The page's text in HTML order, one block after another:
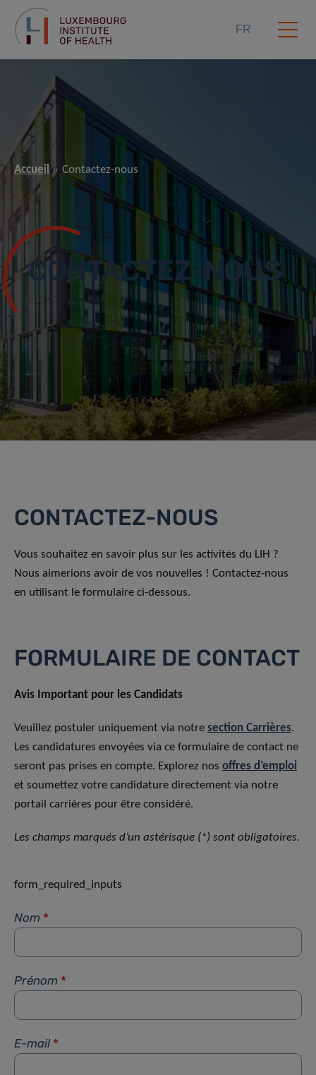
FR
Accueil Contactez-nous
CONTACTEZ-NOUS
CONTACTEZ-NOUS
Vous souhaitez en savoir plus sur les activités du LIH ?
Nous aimerions avoir de vos nouvelles ! Contactez-nous
en utilisant le formulaire ci-dessous.
FORMULAIRE DE CONTACT
Avis Important pour les Candidats
Veuillez postuler uniquement via notre section Carrières.
Les candidatures envoyées via ce formulaire de contact ne
seront pas prises en compte. Explorez nos offres d’emploi
et soumettez votre candidature directement via notre
portail carrières pour être considéré.
Les champs marqués d’un astérisque (*) sont obligatoires.
form_required_inputs
Nom *
Prénom *
E-mail *